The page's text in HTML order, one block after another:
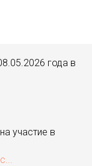
года в
участие в